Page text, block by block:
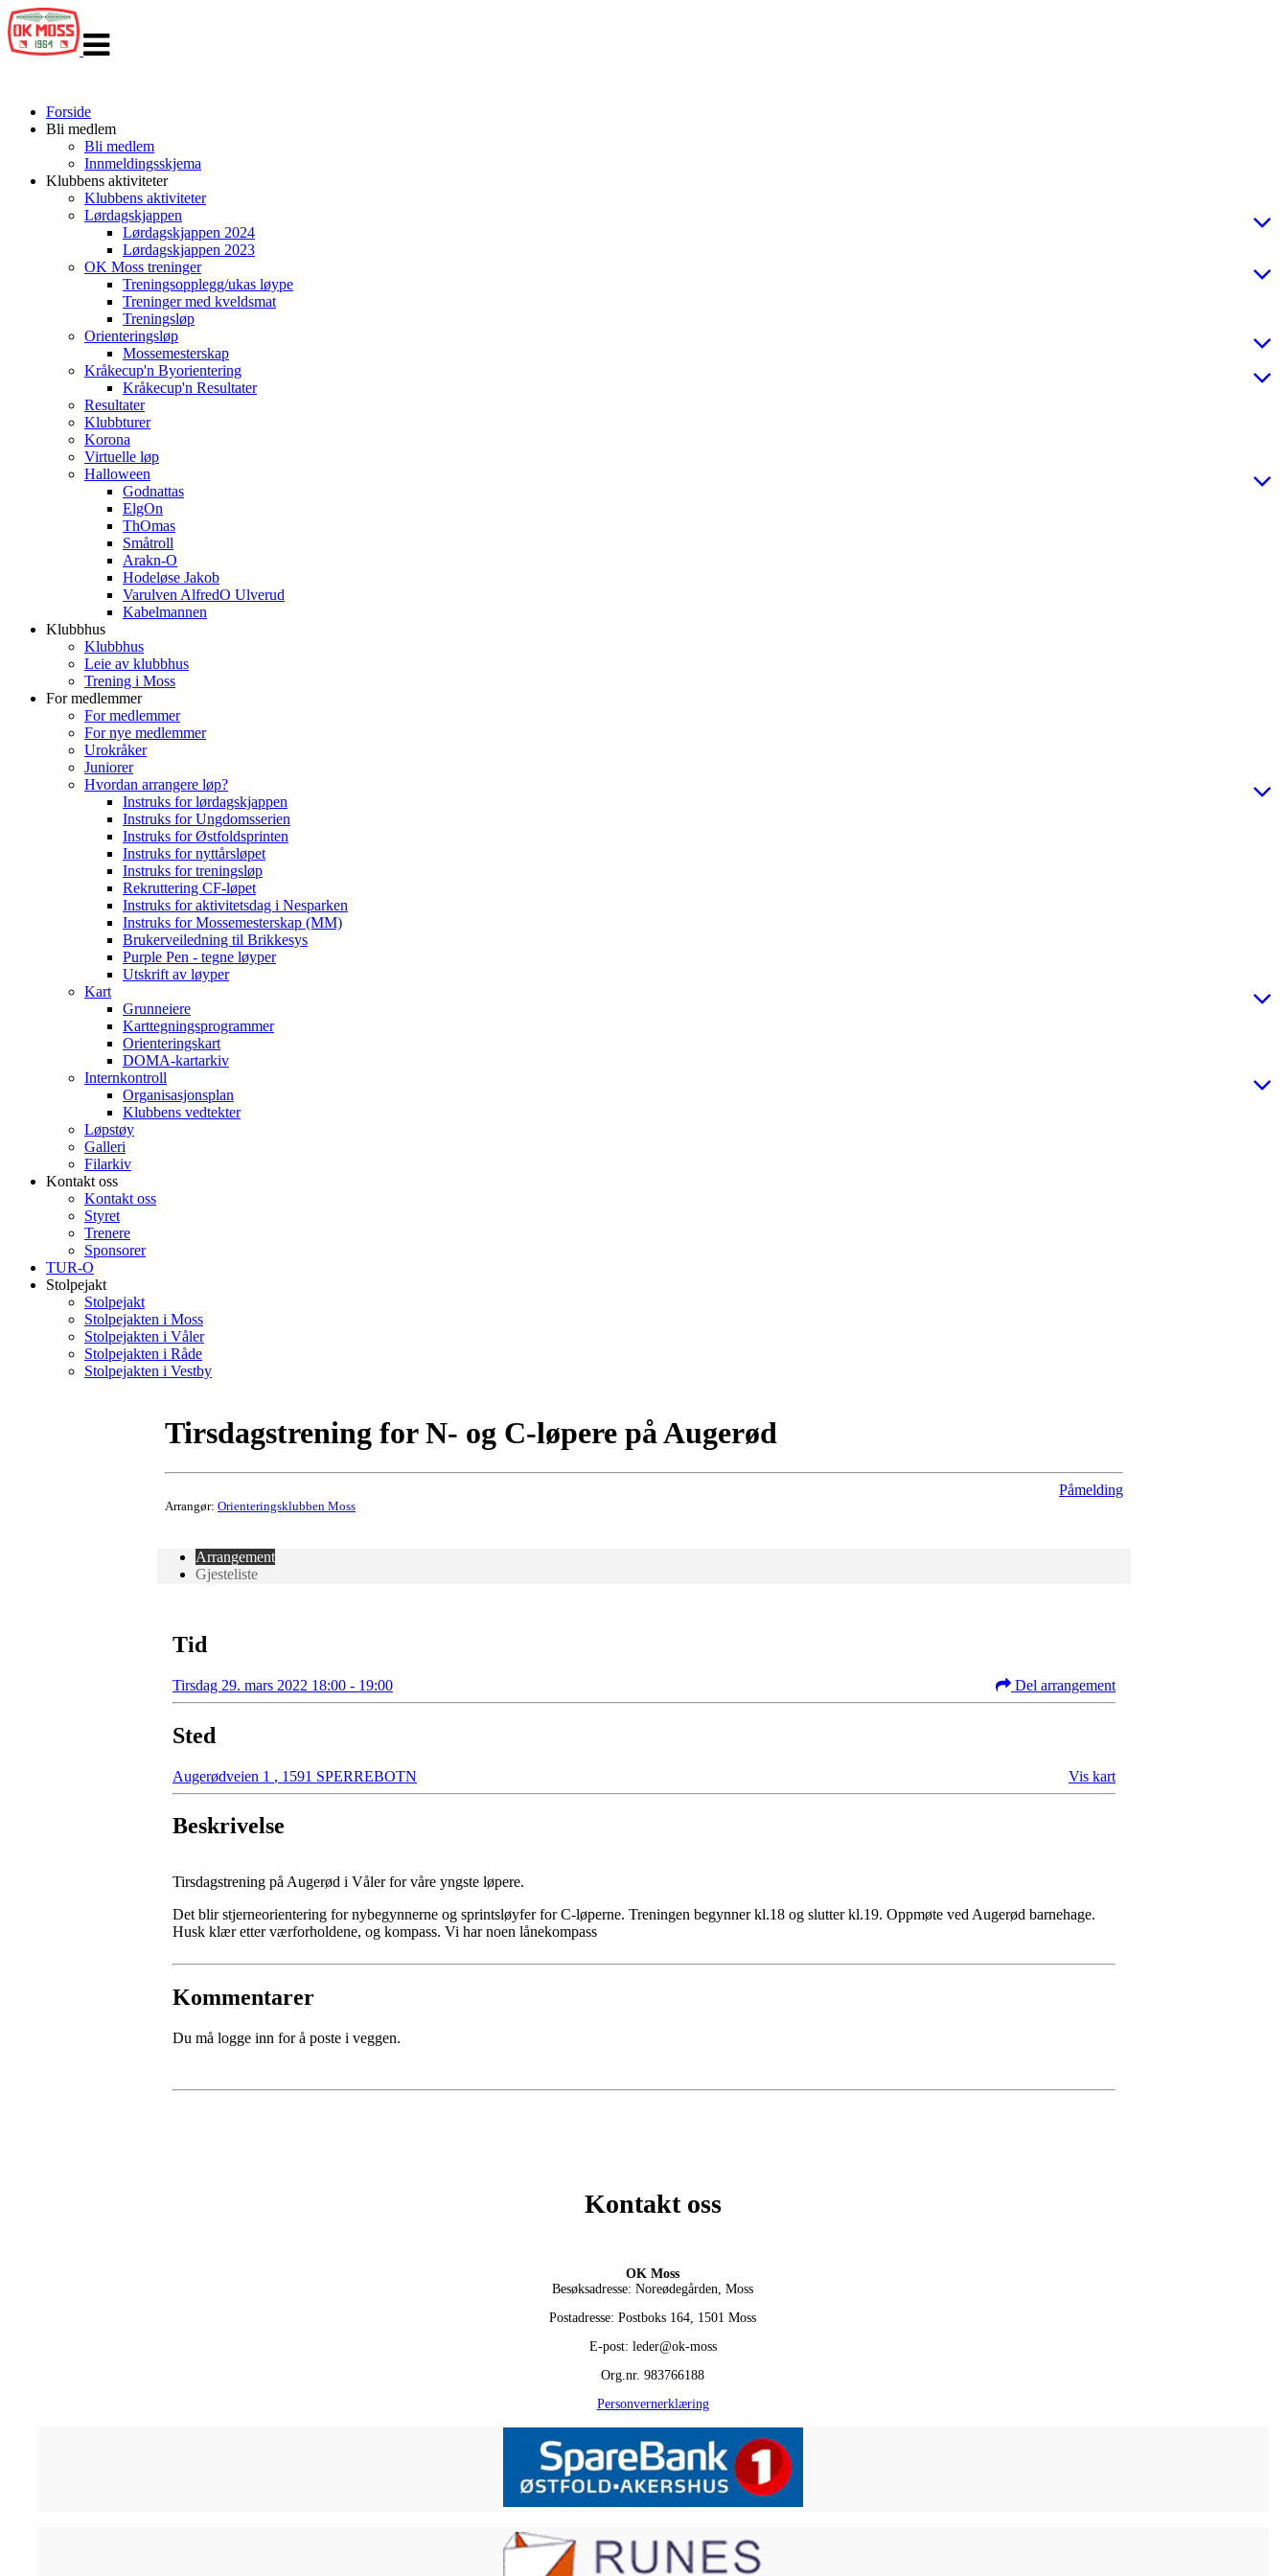
navigasjon
Forside
Bli medlem
Bli medlem
Innmeldingsskjema
Klubbens aktiviteter
Klubbens aktiviteter
Lørdagskjappen
Lørdagskjappen 2024
Lørdagskjappen 2023
OK Moss treninger
Treningsopplegg/ukas løype
Treninger med kveldsmat
Treningsløp
Orienteringsløp
Mossemesterskap
Kråkecup'n Byorientering
Kråkecup'n Resultater
Resultater
Klubbturer
Korona
Virtuelle løp
Halloween
Godnattas
ElgOn
ThOmas
Småtroll
Arakn-O
Hodeløse Jakob
Varulven AlfredO Ulverud
Kabelmannen
Klubbhus
Klubbhus
Leie av klubbhus
Trening i Moss
For medlemmer
For medlemmer
For nye medlemmer
Urokråker
Juniorer
Hvordan arrangere løp?
Instruks for lørdagskjappen
Instruks for Ungdomsserien
Instruks for Østfoldsprinten
Instruks for nyttårsløpet
Instruks for treningsløp
Rekruttering CF-løpet
Instruks for aktivitetsdag i Nesparken
Instruks for Mossemesterskap (MM)
Brukerveiledning til Brikkesys
Purple Pen - tegne løyper
Utskrift av løyper
Kart
Grunneiere
Karttegningsprogrammer
Orienteringskart
DOMA-kartarkiv
Internkontroll
Organisasjonsplan
Klubbens vedtekter
Løpstøy
Galleri
Filarkiv
Kontakt oss
Kontakt oss
Styret
Trenere
Sponsorer
TUR-O
Stolpejakt
Stolpejakt
Stolpejakten i Moss
Stolpejakten i Våler
Stolpejakten i Råde
Stolpejakten i Vestby
Tirsdagstrening for N- og C-løpere på Augerød
Arrangør: Orienteringsklubben Moss
Påmelding
Arrangement
Gjesteliste
Tid
Tirsdag 29. mars 2022 18:00 - 19:00 Del arrangement
Sted
Augerødveien 1 , 1591 SPERREBOTN Vis kart
Beskrivelse
Tirsdagstrening på Augerød i Våler for våre yngste løpere.
Det blir stjerneorientering for nybegynnerne og sprintsløyfer for C-løperne. Treningen begynner kl.18 og slutter kl.19. Oppmøte ved Augerød barnehage.
Husk klær etter værforholdene, og kompass. Vi har noen lånekompass
Kommentarer
Du må logge inn for å poste i veggen.
Kontakt oss
OK Moss
Besøksadresse: Noreødegården, Moss
Postadresse: Postboks 164, 1501 Moss
E-post: leder@ok-moss
Org.nr. 983766188
Personvernerklæring